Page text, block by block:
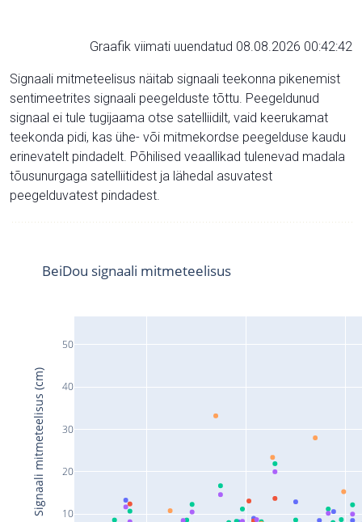
Graafik viimati uuendatud 08.08.2026 00:42:42
Signaali mitmeteelisus näitab signaali teekonna pikenemist
sentimeetrites signaali peegelduste tõttu. Peegeldunud
signaal ei tule tugijaama otse satelliidilt, vaid keerukamat
teekonda pidi, kas ühe- või mitmekordse peegelduse kaudu
erinevatelt pindadelt. Põhilised veaallikad tulenevad madala
tõusunurgaga satelliitidest ja lähedal asuvatest
peegelduvatest pindadest.
10
20
30
40
50
BeiDou signaali mitmeteelisus
Signaali mitmeteelisus (cm)